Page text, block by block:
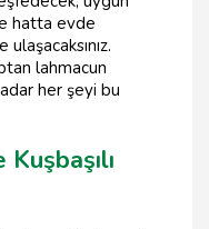
hatta evde
lahmacun
her şeyi bu